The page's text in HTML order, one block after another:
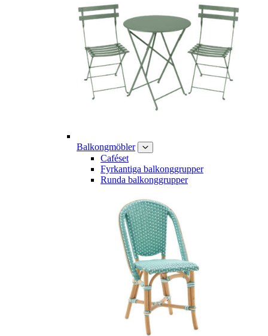
Balkongmöbler
Caféset
Fyrkantiga balkonggrupper
Runda balkonggrupper